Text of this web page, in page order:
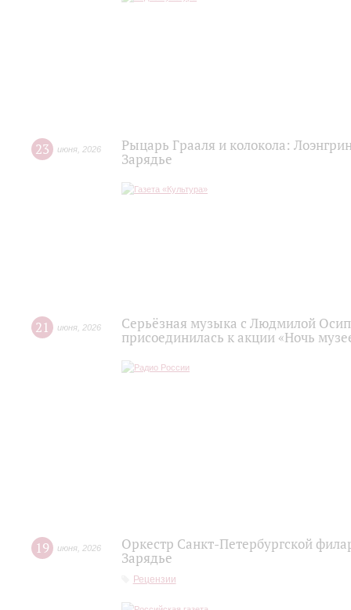
23 июня 2026
Рыцарь Грааля и колокола:
Зарядье
21 июня 2026
Серьёзная музыка с Людмилой
присоединилась к акции «Ночь
19 июня 2026
Оркестр Санкт‑Петербургской
Зарядье
Рецензии